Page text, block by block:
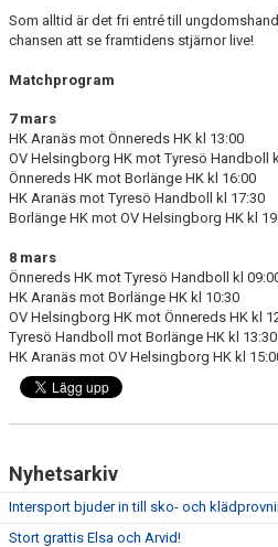
KALENDER
Som alltid är det fri entré till
chansen att se framtidens stjärnor live!
Matchprogram
7 mars
HK Aranäs mot Önnereds HK kl 13:00
OV Helsingborg HK mot Tyresö Handboll
Önnereds HK mot Borlänge HK kl 16:00
HK Aranäs mot Tyresö Handboll kl 17:30
Borlänge HK mot OV Helsingborg HK kl
8 mars
Önnereds HK mot Tyresö Handboll kl
HK Aranäs mot Borlänge HK kl 10:30
OV Helsingborg HK mot Önnereds HK kl
Tyresö Handboll mot Borlänge HK kl 13:30
HK Aranäs mot OV Helsingborg HK kl
Nyhetsarkiv
Intersport bjuder in till sko- och
Stort grattis Elsa och Arvid!